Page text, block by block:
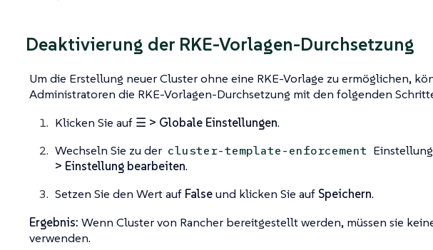
Deaktivierung der RKE-Vorlagen-Durchsetzung
Um die Erstellung neuer Cluster ohne eine RKE-Vorlage zu ermöglichen,
Administratoren die RKE-Vorlagen-Durchsetzung mit den folgenden
Klicken Sie auf ☰ > Globale Einstellungen.
Wechseln Sie zu der cluster-template-enforcement
> Einstellung bearbeiten.
Setzen Sie den Wert auf Falseund klicken Sie auf Speichern.
Ergebnis: Wenn Cluster von Rancher bereitgestellt werden, müssen sie
verwenden.